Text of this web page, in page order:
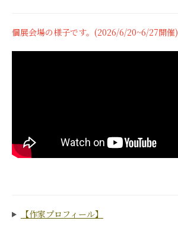
個展会場の様子です。(2026/6/20~6/27開催)
【作家プロフィール】